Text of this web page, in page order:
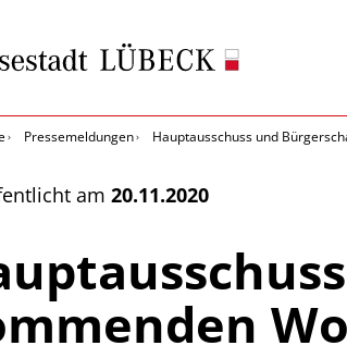
Pressemeldungen Hauptausschuss und
am 20.11.2020